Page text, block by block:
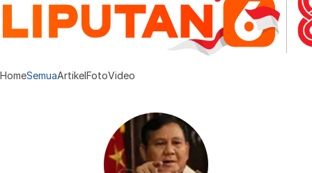
HomeSemuaArtikelFotoVideo